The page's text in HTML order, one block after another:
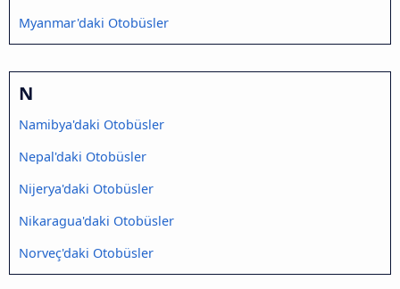
Myanmar'daki Otobüsler
N
Namibya'daki Otobüsler
Nepal'daki Otobüsler
Nijerya'daki Otobüsler
Nikaragua'daki Otobüsler
Norveç'daki Otobüsler